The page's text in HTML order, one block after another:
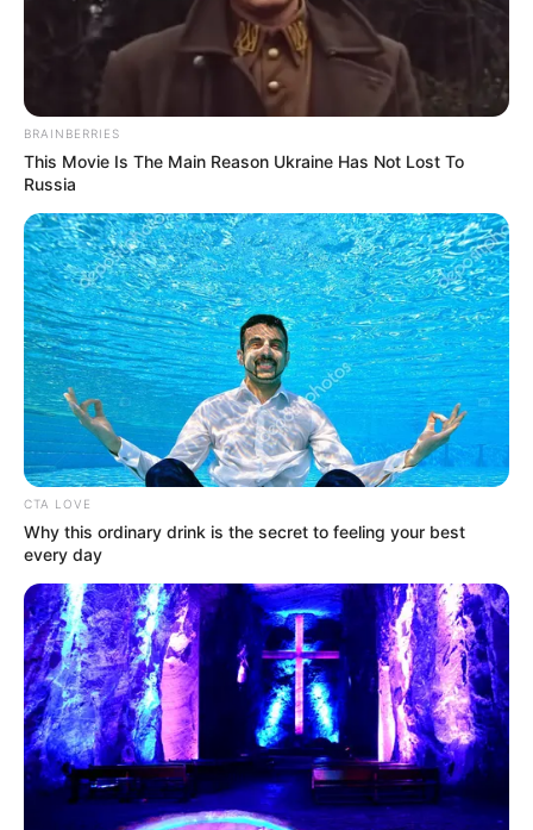
BRAINBERRIES
This Movie Is The Main Reason Ukraine Has Not Lost To
Russia
CTA LOVE
Why this ordinary drink is the secret to feeling your best
every day